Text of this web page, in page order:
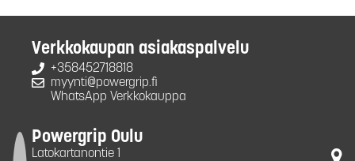
Verkkokaupan asiakaspalvelu
+358452718818
myynti@powergrip.fi
WhatsApp Verkkokauppa
Powergrip Oulu
Latokartanontie 1